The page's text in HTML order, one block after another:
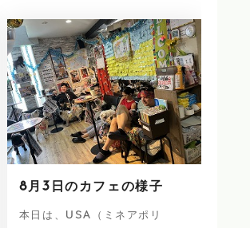
8月3日のカフェの様子
本日は、USA（ミネアポリ